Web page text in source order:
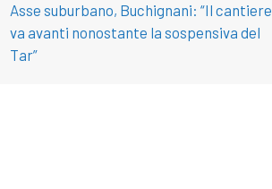
Asse suburbano, Buchignani: “Il cantiere
va avanti nonostante la sospensiva del
Tar”